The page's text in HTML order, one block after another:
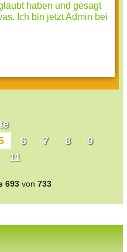
haben und gesagt
Ich bin jetzt Admin bei
6 7 8
9
11
693 von 733